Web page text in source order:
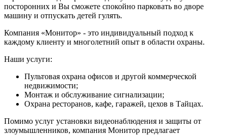
посторонних и Вы сможете спокойно парковать во дворе
машину и отпускать детей гулять.
Компания «Монитор» - это индивидуальный подход к
каждому клиенту и многолетний опыт в области охраны.
Наши услуги:
Пультовая охрана офисов и другой коммерческой
недвижимости;
Монтаж и обслуживание сигнализации;
Охрана ресторанов, кафе, гаражей, цехов в Тайцах.
Помимо услуг установки видеонаблюдения и защиты от
злоумышленников, компания Монитор предлагает